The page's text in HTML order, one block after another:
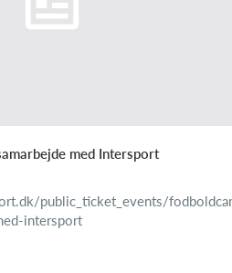
med Intersport
public_ticket_events/
intersport